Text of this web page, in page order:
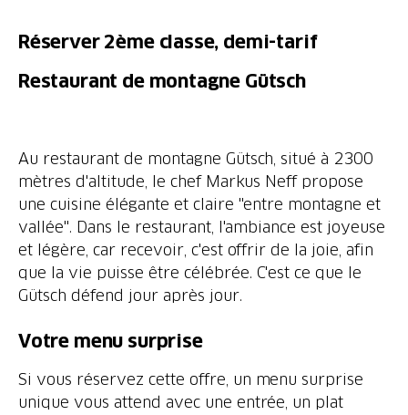
Réserver 2ème classe, demi-tarif
Restaurant de montagne Gütsch
Au restaurant de montagne Gütsch, situé à 2300
mètres d'altitude, le chef Markus Neff propose
une cuisine élégante et claire "entre montagne et
vallée". Dans le restaurant, l'ambiance est joyeuse
et légère, car recevoir, c'est offrir de la joie, afin
que la vie puisse être célébrée. C'est ce que le
Votre menu surprise
Si vous réservez cette offre, un menu surprise
unique vous attend avec une entrée, un plat